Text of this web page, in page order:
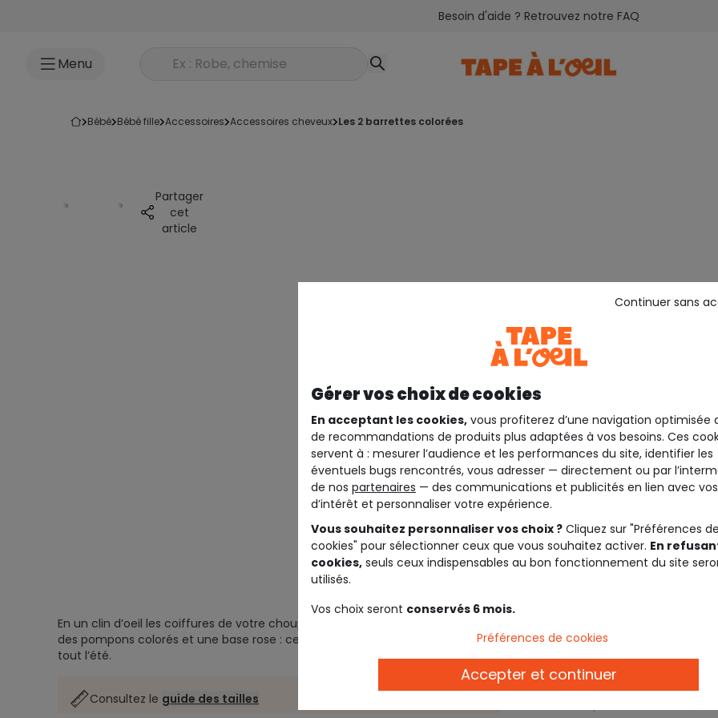
Besoin d'aide ? Retrouvez notre FAQ
Menu Rechercher un produit
bébé bébé fille accessoires accessoires cheveux les 2 barrettes colorées
Partager
cet
article
En un clin d’oeil les coiffures de votre choupette seront colorées ! Des fruits,
des pompons colorés et une base rose : ces barrettes seront parfaites pour
tout l’été.
Consultez le guide des tailles
Ref. 87088_01372
Découvrez tous les produits
Rendez-vous sur notre
Gérer vos choix de cookies
En acceptant les cookies, vous profiterez d’une navigation optimisée
de recommandations de produits plus adaptées à vos besoins. Ces
servent à : mesurer l’audience et les performances du site, identifier les
éventuels bugs rencontrés, vous adresser — directement ou par
de nos partenaires — des communications et publicités en lien avec
d’intérêt et personnaliser votre expérience.
Vous souhaitez personnaliser vos choix ? Cliquez sur "Préférences de
cookies" pour sélectionner ceux que vous souhaitez activer. En
cookies, seuls ceux indispensables au bon fonctionnement du site
utilisés.
Vos choix seront conservés 6 mois.
Continuer sans
Préférences de cookies
Accepter et continuer